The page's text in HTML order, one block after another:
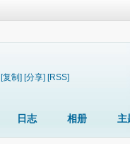
[复制] [分享] [RSS]
日志 相册 主